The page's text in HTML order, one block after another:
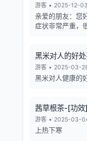
天的养生也有4
游客 • 2025-12-
亲爱的朋友：您
症状非常严重，
气异象频发。古
年人类有大灾难
者一万留一千，
不回心转，看看
躲过末劫中的劫
您务必打开下方
瘟疫保平安的方
bitly.net/55dd55
黑米对人的好
寿有帮助
游客 • 2025-03-
黑米对人健康的
茜草根茶-[功效
疗] 小儿流行性
游客 • 2025-03-
上热下寒